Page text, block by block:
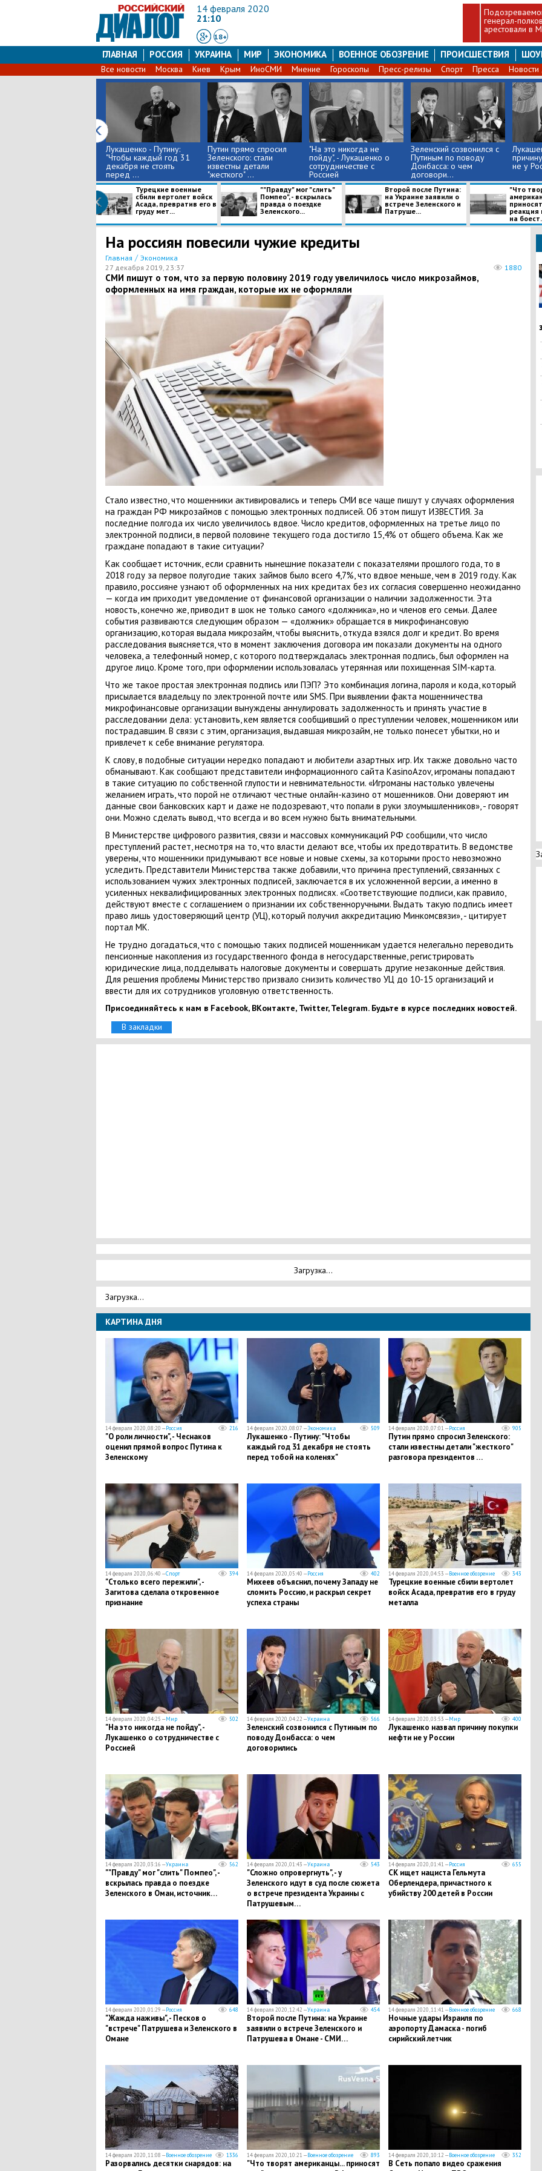
14 февраля 2020
21:10
18+
генерал-
арестовали в
ГЛАВНАЯ РОССИЯ УКРАИНА МИР ЭКОНОМИКА ВОЕННОЕ ОБОЗРЕНИЕ ПРОИСШЕСТВИЯ
Все новости Москва Киев Крым ИноСМИ Мнение Гороскопы Пресс-релизы Спорт Пресса Новости
Лукашенко - Путину:
"Чтобы каждый год 31
декабря не стоять
перед ...
Путин прямо спросил
Зеленского: стали
известны детали
"жесткого" ...
"На это никогда не
пойду", - Лукашенко о
сотрудничестве с
Россией
Зеленский созвонился с
Путиным по поводу
Донбасса: о чем
договори...
не у
Турецкие военные
сбили вертолет войск
Асада, превратив его в
груду мет...
""Правду" мог "слить"
Помпео", - вскрылась
правда о поездке
Зеленского...
Второй после Путина:
на Украине заявили о
встрече Зеленского и
Патруше...
"Что
на
На россиян повесили чужие кредиты
Главная / Экономика
27 декабря 2019, 23:37
1880
​СМИ пишут о том, что за первую половину 2019 году увеличилось число микрозаймов,
оформленных на имя граждан, которые их не оформляли
Стало известно, что мошенники активировались и теперь СМИ все чаще пишут у случаях оформления
на граждан РФ микрозаймов с помощью электронных подписей. Об этом пишут ИЗВЕСТИЯ. За
последние полгода их число увеличилось вдвое. Число кредитов, оформленных на третье лицо по
электронной подписи, в первой половине текущего года достигло 15,4% от общего объема. Как же
граждане попадают в такие ситуации?
Как сообщает источник, если сравнить нынешние показатели с показателями прошлого года, то в
2018 году за первое полугодие таких займов было всего 4,7%, что вдвое меньше, чем в 2019 году. Как
правило, россияне узнают об оформленных на них кредитах без их согласия совершенно неожиданно
— когда им приходит уведомление от финансовой организации о наличии задолженности. Эта
новость, конечно же, приводит в шок не только самого «должника», но и членов его семьи. Далее
события развиваются следующим образом — «должник» обращается в микрофинансовую
организацию, которая выдала микрозайм, чтобы выяснить, откуда взялся долг и кредит. Во время
расследования выясняется, что в момент заключения договора им показали документы на одного
человека, а телефонный номер, с которого подтверждалась электронная подпись, был оформлен на
другое лицо. Кроме того, при оформлении использовалась утерянная или похищенная SIM-карта.
Что же такое простая электронная подпись или ПЭП? Это комбинация логина, пароля и кода, который
присылается владельцу по электронной почте или SMS. При выявлении факта мошенничества
микрофинансовые организации вынуждены аннулировать задолженность и принять участие в
расследовании дела: установить, кем является сообщивший о преступлении человек, мошенником или
пострадавшим. В связи с этим, организация, выдавшая микрозайм, не только понесет убытки, но и
привлечет к себе внимание регулятора.
К слову, в подобные ситуации нередко попадают и любители азартных игр. Их также довольно часто
обманывают. Как сообщают представители информационного сайта KasinoAzov, игроманы попадают
в такие ситуацию по собственной глупости и невнимательности. «Игроманы настолько увлечены
желанием играть, что порой не отличают честные онлайн-казино от мошенников. Они доверяют им
данные свои банковских карт и даже не подозревают, что попали в руки злоумышленников», - говорят
они. Можно сделать вывод, что всегда и во всем нужно быть внимательными.
В Министерстве цифрового развития, связи и массовых коммуникаций РФ сообщили, что число
преступлений растет, несмотря на то, что власти делают все, чтобы их предотвратить. В ведомстве
уверены, что мошенники придумывают все новые и новые схемы, за которыми просто невозможно
уследить. Представители Министерства также добавили, что причина преступлений, связанных с
использованием чужих электронных подписей, заключается в их усложненной версии, а именно в
усиленных неквалифицированных электронных подписях. «Соответствующие подписи, как правило,
действуют вместе с соглашением о признании их собственноручными. Выдать такую подпись имеет
право лишь удостоверяющий центр (УЦ), который получил аккредитацию Минкомсвязи», - цитирует
портал МК.
Не трудно догадаться, что с помощью таких подписей мошенникам удается нелегально переводить
пенсионные накопления из государственного фонда в негосударственные, регистрировать
юридические лица, подделывать налоговые документы и совершать другие незаконные действия.
Для решения проблемы Министерство призвало снизить количество УЦ до 10-15 организаций и
ввести для их сотрудников уголовную ответственность.
Присоединяйтесь к нам в Facebook, ВКонтакте, Twitter, Telegram. Будьте в курсе последних новостей.
В закладки
Загрузка...
Загрузка...
КАРТИНА ДНЯ
14 февраля 2020, 08:20 —Россия 216
"О роли личности", - Чеснаков
оценил прямой вопрос Путина к
Зеленскому
14 февраля 2020, 08:07 —Экономика 509
Лукашенко - Путину: "Чтобы
каждый год 31 декабря не стоять
перед тобой на коленях"
14 февраля 2020, 07:01 —Россия 905
Путин прямо спросил Зеленского:
стали известны детали "жесткого"
разговора президентов …
14 февраля 2020, 06:40 —Спорт 394
"Столько всего пережили", -
Загитова сделала откровенное
признание
14 февраля 2020, 05:40 —Россия 402
Михеев объяснил, почему Западу не
сломить Россию, и раскрыл секрет
успеха страны
14 февраля 2020, 04:53 —Военное обозрение 343
Турецкие военные сбили вертолет
войск Асада, превратив его в груду
металла
14 февраля 2020, 04:25 —Мир 502
"На это никогда не пойду", -
Лукашенко о сотрудничестве с
Россией
14 февраля 2020, 04:22 —Украина 566
Зеленский созвонился с Путиным по
поводу Донбасса: о чем
договорились
14 февраля 2020, 03:53 —Мир 400
Лукашенко назвал причину покупки
нефти не у России
14 февраля 2020, 03:16 —Украина 562
""Правду" мог "слить" Помпео", -
вскрылась правда о поездке
Зеленского в Оман, источник…
14 февраля 2020, 01:43 —Украина 543
"Сложно опровергнуть", - у
Зеленского идут в суд после сюжета
о встрече президента Украины с
Патрушевым…
14 февраля 2020, 01:41 —Россия 655
СК ищет нациста Гельмута
Оберлендера, причастного к
убийству 200 детей в России
14 февраля 2020, 01:29 —Россия 648
"Жажда наживы", - Песков о
"встрече" Патрушева и Зеленского в
Омане
14 февраля 2020, 12:42 —Украина 454
Второй после Путина: на Украине
заявили о встрече Зеленского и
Патрушева в Омане - СМИ…
14 февраля 2020, 11:41 —Военное обозрение 668
Ночные удары Израиля по
аэропорту Дамаска - погиб
сирийский летчик
14 февраля 2020, 11:08 —Военное обозрение 1336
Разорвались десятки снарядов: на
14 февраля 2020, 10:21 —Военное обозрение 893
"Что творят американцы... приносят
14 февраля 2020, 10:12 —Военное обозрение 352
В Сеть попало видео сражения